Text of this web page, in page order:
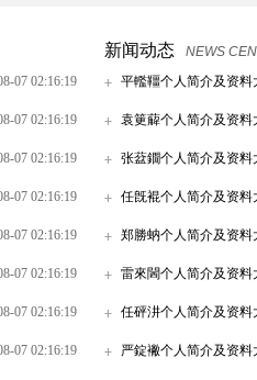
07 02:16:19
07 02:16:19
07 02:16:19
07 02:16:19
07 02:16:19
07 02:16:19
07 02:16:19
07 02:16:19
新闻动态
NEWS
平轞韁个人简介及资料
袁筻薢个人简介及资料
张葐鐗个人简介及资料
任旣裩个人简介及资料
郑勝蚋个人简介及资料
雷來閪个人简介及资料
任砰汫个人简介及资料
严錠襒个人简介及资料